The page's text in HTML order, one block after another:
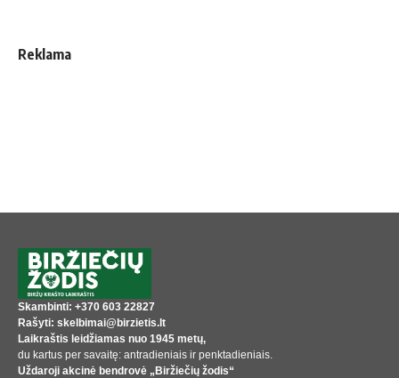
Reklama
Skambinti: +370 603 22827
Rašyti: skelbimai@birzietis.lt
Laikraštis leidžiamas nuo 1945 metų,
du kartus per savaitę: antradieniais ir penktadieniais.
Uždaroji akcinė bendrovė „Biržiečių žodis“